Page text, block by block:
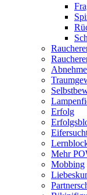
Erfolg
Mehr
Mobbing